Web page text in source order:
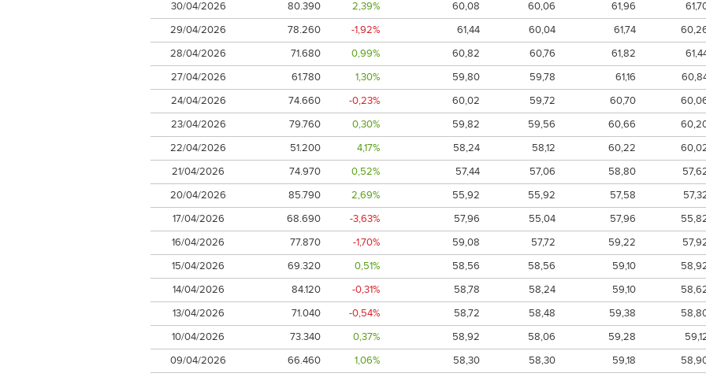
30/04/2026
80.390 2,39% 60,08 60,06 61,96
29/04/2026
78.260 -1,92% 61,44 60,04 61,74
28/04/2026
71.680 0,99% 60,82 60,76 61,82
27/04/2026
61.780 1,30% 59,80 59,78 61,16
24/04/2026
74.660 -0,23% 60,02 59,72 60,70
23/04/2026
79.760 0,30% 59,82 59,56 60,66
22/04/2026
51.200 4,17% 58,24 58,12 60,22
21/04/2026
74.970 0,52% 57,44 57,06 58,80
20/04/2026
85.790 2,69% 55,92 55,92 57,58
17/04/2026
68.690 -3,63% 57,96 55,04 57,96
16/04/2026
77.870 -1,70% 59,08 57,72 59,22
15/04/2026
69.320 0,51% 58,56 58,56 59,10
14/04/2026
84.120 -0,31% 58,78 58,24 59,10
13/04/2026
71.040 -0,54% 58,72 58,48 59,38
10/04/2026
73.340 0,37% 58,92 58,06 59,28
09/04/2026
66.460 1,06% 58,30 58,30 59,18